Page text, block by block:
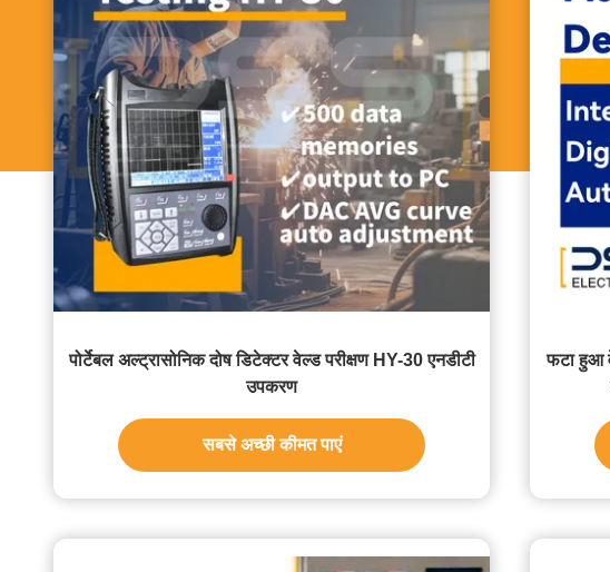
पोर्टेबल अल्ट्रासोनिक दोष डिटेक्टर वेल्ड परीक्षण HY-30 एनडीटी
उपकरण
सबसे अच्छी कीमत पाएं
फटा हुआ